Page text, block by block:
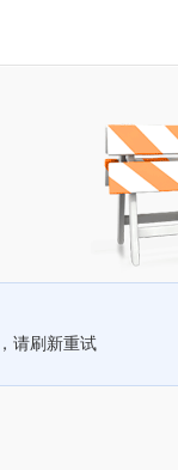
请刷新重试